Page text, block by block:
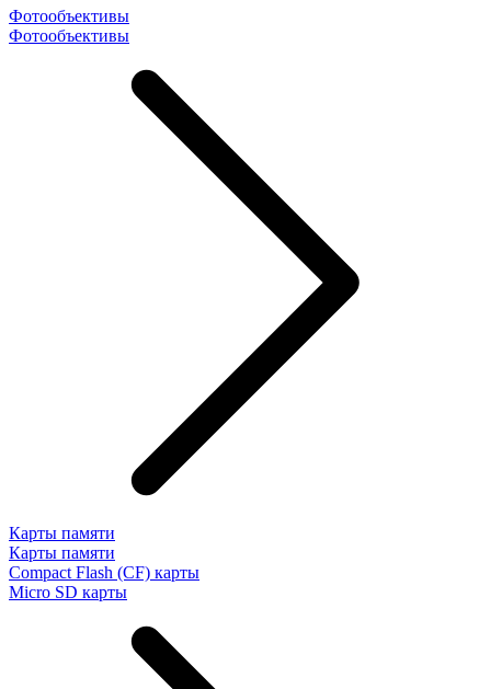
Фотообъективы
Фотообъективы
Карты памяти
Карты памяти
Compact Flash (CF) карты
Micro SD карты